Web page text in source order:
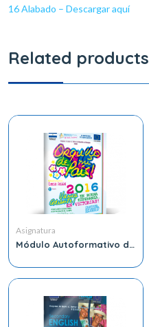
audio
16 Alabado – Descargar aquí
Related products
Asignatura
Módulo Autoformativo de
Grado